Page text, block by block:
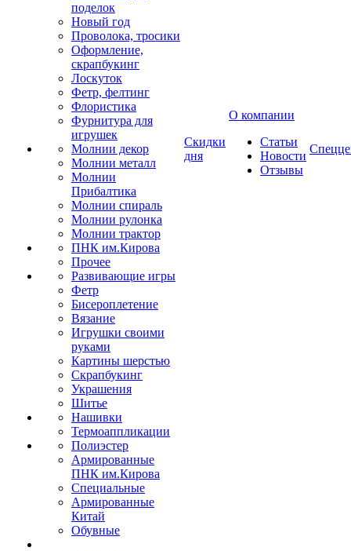
поделок
Новый год
Проволока, тросики
Оформление,
скрапбукинг
Лоскуток
Фетр, фелтинг
Флористика
Фурнитура для
игрушек
Молнии декор
Молнии металл
Молнии
Прибалтика
Молнии спираль
Молнии рулонка
Молнии трактор
ПНК им.Кирова
Прочее
Развивающие игры
Фетр
Бисероплетение
Вязание
Игрушки своими
руками
Картины шерстью
Скрапбукинг
Украшения
Шитье
Нашивки
Термоаппликации
Полиэстер
Армированные
ПНК им.Кирова
Специальные
Армированные
Китай
Обувные
Скидки
дня
О компании
Статьи
Новости
Отзывы